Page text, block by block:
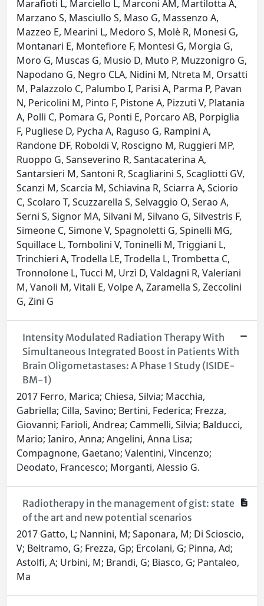
Marafioti L, Marciello L, Marconi AM, Martilotta A,
Marzano S, Masciullo S, Maso G, Massenzo A,
Mazzeo E, Mearini L, Medoro S, Molè R, Monesi G,
Montanari E, Montefiore F, Montesi G, Morgia G,
Moro G, Muscas G, Musio D, Muto P, Muzzonigro G,
Napodano G, Negro CLA, Nidini M, Ntreta M, Orsatti
M, Palazzolo C, Palumbo I, Parisi A, Parma P, Pavan
N, Pericolini M, Pinto F, Pistone A, Pizzuti V, Platania
A, Polli C, Pomara G, Ponti E, Porcaro AB, Porpiglia
F, Pugliese D, Pycha A, Raguso G, Rampini A,
Randone DF, Roboldi V, Roscigno M, Ruggieri MP,
Ruoppo G, Sanseverino R, Santacaterina A,
Santarsieri M, Santoni R, Scagliarini S, Scagliotti GV,
Scanzi M, Scarcia M, Schiavina R, Sciarra A, Sciorio
C, Scolaro T, Scuzzarella S, Selvaggio O, Serao A,
Serni S, Signor MA, Silvani M, Silvano G, Silvestris F,
Simeone C, Simone V, Spagnoletti G, Spinelli MG,
Squillace L, Tombolini V, Toninelli M, Triggiani L,
Trinchieri A, Trodella LE, Trodella L, Trombetta C,
Tronnolone L, Tucci M, Urzì D, Valdagni R, Valeriani
M, Vanoli M, Vitali E, Volpe A, Zaramella S, Zeccolini
G, Zini G
Intensity Modulated Radiation Therapy With
Simultaneous Integrated Boost in Patients With
Brain Oligometastases: A Phase 1 Study (ISIDE-
BM-1)
2017 Ferro, Marica; Chiesa, Silvia; Macchia,
Gabriella; Cilla, Savino; Bertini, Federica; Frezza,
Giovanni; Farioli, Andrea; Cammelli, Silvia; Balducci,
Mario; Ianiro, Anna; Angelini, Anna Lisa;
Compagnone, Gaetano; Valentini, Vincenzo;
Deodato, Francesco; Morganti, Alessio G.
Radiotherapy in the management of gist: state
of the art and new potential scenarios
2017 Gatto, L; Nannini, M; Saponara, M; Di Scioscio,
V; Beltramo, G; Frezza, Gp; Ercolani, G; Pinna, Ad;
Astolfi, A; Urbini, M; Brandi, G; Biasco, G; Pantaleo,
Ma